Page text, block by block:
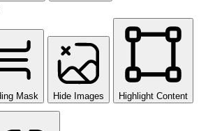
Mask Hide Images Highlight Content